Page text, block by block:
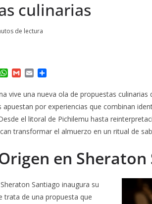
culinarias
de lectura
W
a
t
s
A
p
G
a
l
E
a
i
l
m
p
a
r
i
vive una nueva ola de propuestas
por experiencias que combinan
el litoral de Pichilemu hasta
transformar el almuerzo en un ritual de
en Sheraton
Santiago inaugura su
trata de una propuesta que